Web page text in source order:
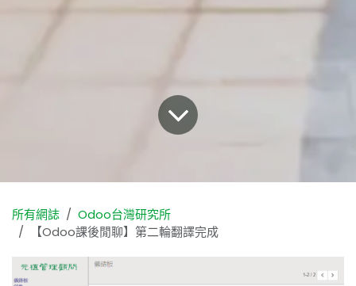
所有網誌
Odoo台灣研究所
【Odoo課後閒聊】第二輪翻譯完成